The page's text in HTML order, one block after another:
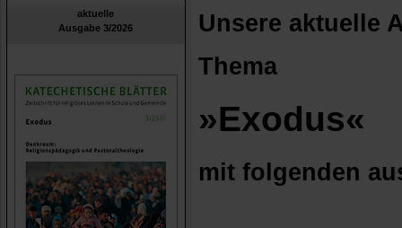
aktuelle
Ausgabe 3/2026
Unsere aktuelle
Thema
»Exodus«
mit folgenden